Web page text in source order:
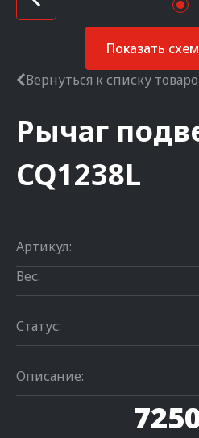
Показать
Вернуться к списку
Рычаг
CQ1238L
Артикул:
Вес:
Статус:
Описание: